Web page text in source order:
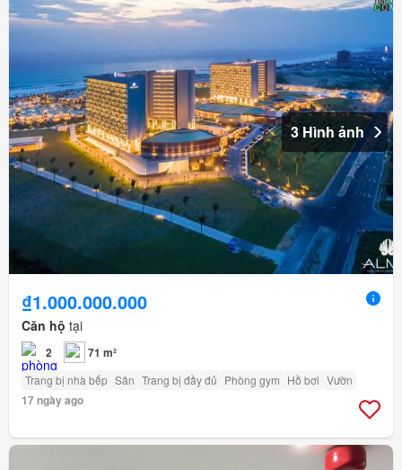
3 Hình ảnh
₫1.000.000.000
Căn hộ tại
2 71 m²
Trang bị nhà bếp Sân Trang bị đầy đủ Phòng gym Hồ bơi Vườn
17 ngày ago